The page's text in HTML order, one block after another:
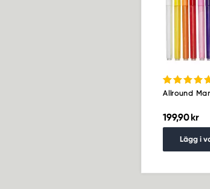
Allround
199,90 kr
Lägg i